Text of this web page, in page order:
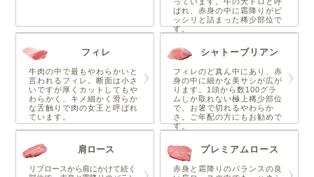
ばれ、赤身の中に霜降りがビ
ッシリと詰まった稀少部位で
す。
フィレ
牛肉の中で最もやわらかいと
言われるフィレ。断面は小さ
いですが厚くカットしてもや
わらかく、キメ細かく滑らか
な舌触りで肉の女王と呼ばれ
ています。
シャトーブリアン
フィレのど真ん中にあり、赤
身の中に細かな美サシが広が
ります。1頭から数100グラ
ムしか取れない極上稀少部位
で、お箸で切れるやわらか
さ。ご年配の方にもお勧めで
す。
肩ロース
リブロースから肩にかけて続く
プレミアムロース
赤身と霜降りのバランスの良